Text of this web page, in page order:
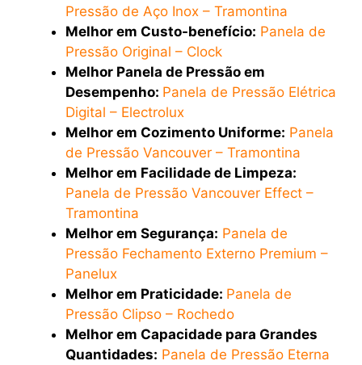
Pressão de Aço Inox – Tramontina
Melhor em Custo-benefício: Panela de
Pressão Original – Clock
Melhor Panela de Pressão em
Desempenho: Panela de Pressão Elétrica
Digital – Electrolux
Melhor em Cozimento Uniforme: Panela
de Pressão Vancouver – Tramontina
Melhor em Facilidade de Limpeza:
Panela de Pressão Vancouver Effect –
Tramontina
Melhor em Segurança: Panela de
Pressão Fechamento Externo Premium –
Panelux
Melhor em Praticidade: Panela de
Pressão Clipso – Rochedo
Melhor em Capacidade para Grandes
Quantidades: Panela de Pressão Eterna